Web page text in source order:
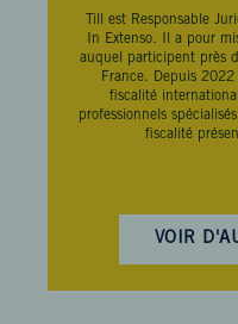
Till est Responsable
In Extenso. Il a pour
auquel participent près
France. Depuis 2022
fiscalité
professionnels
fiscalité
VOIR